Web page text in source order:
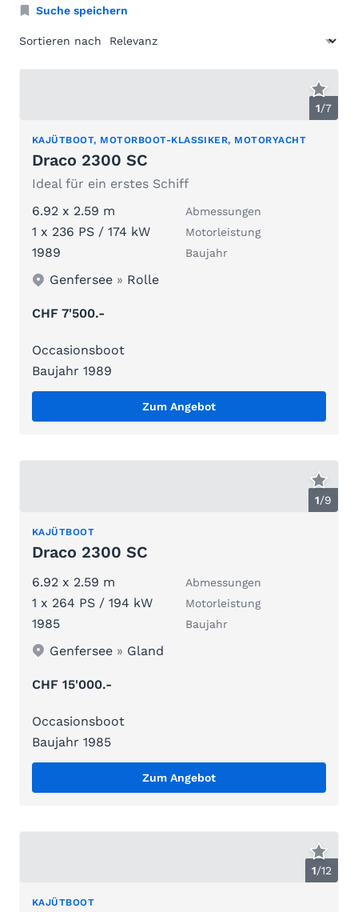
Suche speichern
Sortieren nach
1/7
KAJÜTBOOT, MOTORBOOT-KLASSIKER, MOTORYACHT
Draco 2300 SC
Ideal für ein erstes Schiff
6.92 x 2.59 m
Abmessungen
1 x 236 PS / 174 kW Motorleistung
1989 Baujahr
Genfersee » Rolle
CHF 7'500.-
Occasionsboot
Baujahr 1989
Zum Angebot
1/9
KAJÜTBOOT
Draco 2300 SC
6.92 x 2.59 m Abmessungen
1 x 264 PS / 194 kW Motorleistung
1985 Baujahr
Genfersee » Gland
CHF 15'000.-
Occasionsboot
Baujahr 1985
Zum Angebot
1/12
KAJÜTBOOT